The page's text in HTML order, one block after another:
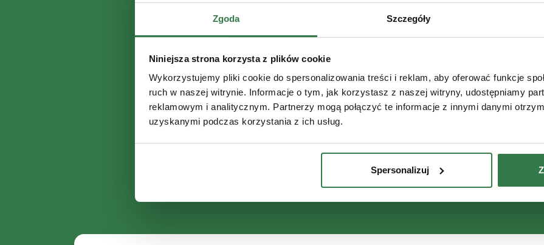
Zgoda Szczegóły
Niniejsza strona korzysta z plików cookie
Wykorzystujemy pliki cookie do spersonalizowania treści i reklam, aby oferować funkcje
ruch w naszej witrynie. Informacje o tym, jak korzystasz z naszej witryny, udostępniamy
reklamowym i analitycznym. Partnerzy mogą połączyć te informacje z innymi danymi
uzyskanymi podczas korzystania z ich usług.
Spersonalizuj